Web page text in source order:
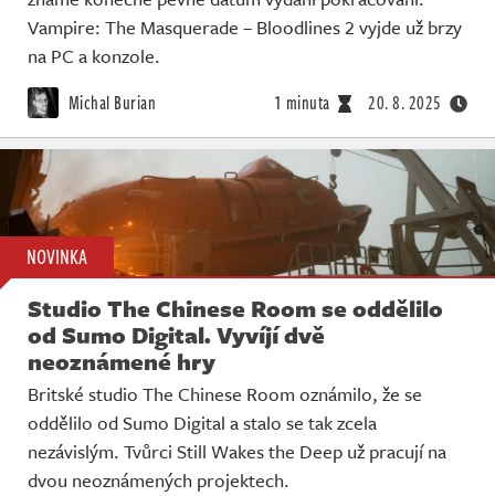
Vampire: The Masquerade – Bloodlines 2 vyjde už brzy
na PC a konzole.
Michal Burian 1 minuta 20. 8. 2025
NOVINKA
Studio The Chinese Room se oddělilo
od Sumo Digital. Vyvíjí dvě
neoznámené hry
Britské studio The Chinese Room oznámilo, že se
oddělilo od Sumo Digital a stalo se tak zcela
nezávislým. Tvůrci Still Wakes the Deep už pracují na
dvou neoznámených projektech.